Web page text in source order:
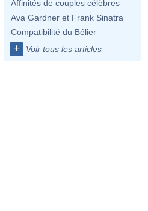
Affinités de couples célèbres
Ava Gardner et Frank Sinatra
Compatibilité du Bélier
+ Voir tous les articles